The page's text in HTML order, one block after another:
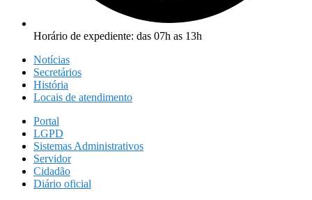
Horário de expediente: das 07h as 13h
Notícias
Secretários
História
Locais de atendimento
Portal
LGPD
Sistemas Administrativos
Servidor
Cidadão
Diário oficial